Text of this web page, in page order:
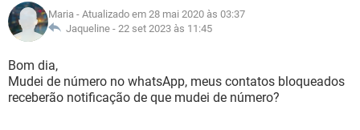
GUIA DE COMPRAS
OUTLOOK EXCEL
INSTAGRAM
GUIA DE COMPRAS
CELULAR FACEBOOK
INSTAGRAM GMAIL
GLOSSÁRIO
JOGOS
CELULAR
OUTLOOK EXCEL
Maria - Atualizado em 28 mai 2020 às 03:37
Jaqueline - 22 set 2023 às 11:45
Bom dia,
Mudei de número no whatsApp, meus contatos bloqueados
receberão notificação de que mudei de número?